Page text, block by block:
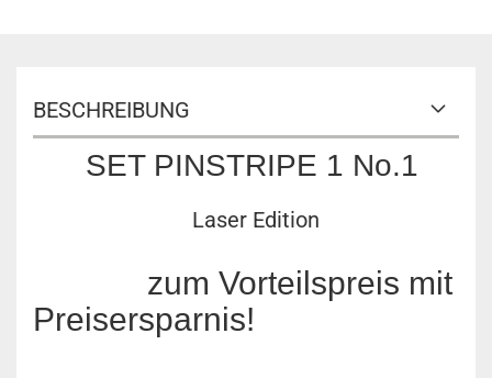
BESCHREIBUNG
SET PINSTRIPE 1 No.1
Laser Edition
zum Vorteilspreis mit
Preisersparnis!